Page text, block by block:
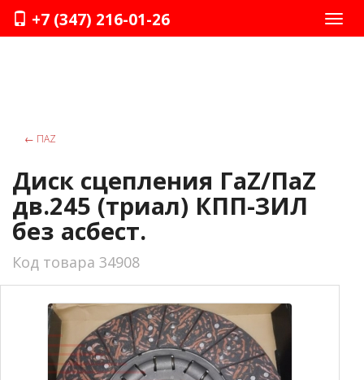
+7 (347) 216-01-26
← ПАZ
Диск сцепления ГаZ/ПаZ
дв.245 (триал) КПП-ЗИЛ
без асбест.
Код товара 34908